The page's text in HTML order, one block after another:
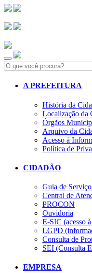
Search:
A PREFEITURA
História da
Localização da
Órgãos
Arquivo da
Acesso à
Política de
CIDADÃO
Guia de
Central de
PROCON
Ouvidoria
E-SIC (acesso
LGPD
Consulta de
SEI (Consulta
EMPRESA